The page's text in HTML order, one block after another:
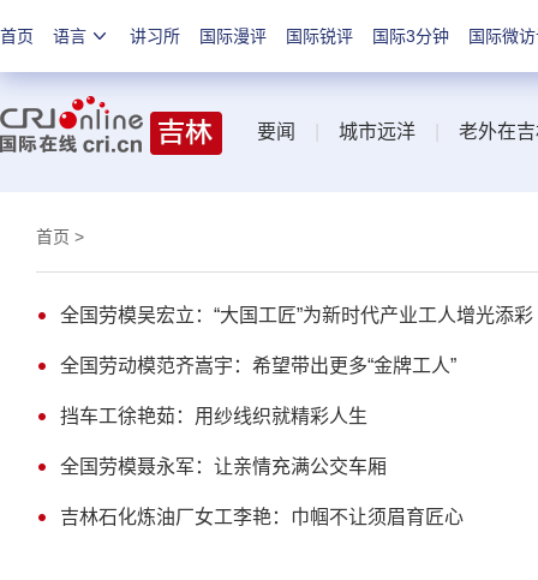
首页 语言 讲习所 国际漫评 国际锐评 国际3分钟 国际微
要闻 城市远洋 老外在
首页 >
全国劳模吴宏立：“大国工匠”为新时代产业工人增光添彩
全国劳动模范齐嵩宇：希望带出更多“金牌工人”
挡车工徐艳茹：用纱线织就精彩人生
全国劳模聂永军：让亲情充满公交车厢
吉林石化炼油厂女工李艳：巾帼不让须眉育匠心